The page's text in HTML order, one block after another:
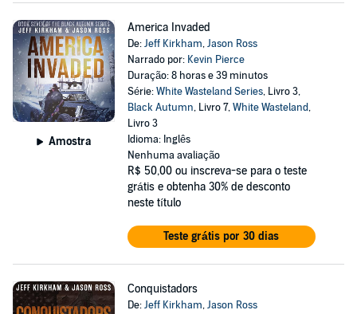
Amostra
America Invaded
De:Jeff Kirkham,Jason Ross
Narrado por: Kevin Pierce
Duração: 8 horas e 39 minutos
Série:White Wasteland Series, Livro 3,
Black Autumn, Livro 7,White Wasteland,
Livro 3
Idioma: Inglês
Nenhuma avaliação
R$ 50,00 ou inscreva-se para o teste
grátis e obtenha 30% de desconto
neste título
Teste grátis por 30 dias
Conquistadors
De:Jeff Kirkham,Jason Ross